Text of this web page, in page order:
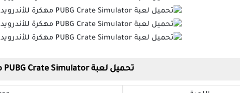
تحميل لعبة PUBG Crate Simulator مهكرة Apk